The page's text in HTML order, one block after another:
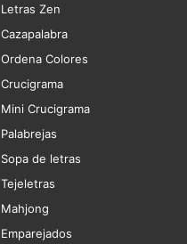
Letras Zen
Cazapalabra
Ordena Colores
Crucigrama
Mini Crucigrama
Palabrejas
Sopa de letras
Tejeletras
Mahjong
Emparejados